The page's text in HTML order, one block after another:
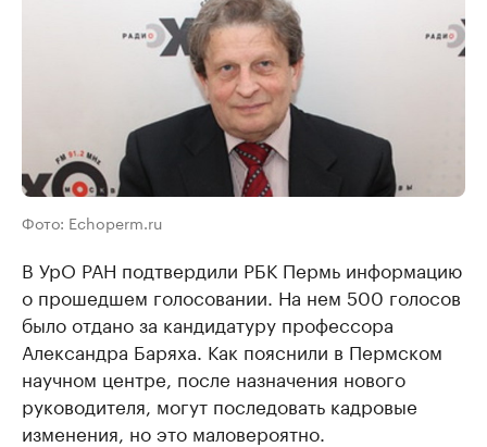
Фото: Echoperm.ru
В УрО РАН подтвердили РБК Пермь информацию
о прошедшем голосовании. На нем 500 голосов
было отдано за кандидатуру профессора
Александра Баряха. Как пояснили в Пермском
научном центре, после назначения нового
руководителя, могут последовать кадровые
изменения, но это маловероятно.